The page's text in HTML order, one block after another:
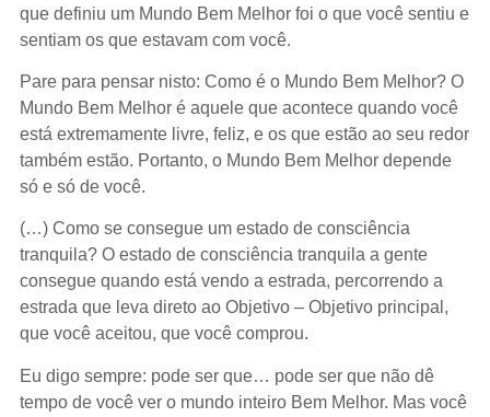
que definiu um Mundo Bem Melhor foi o que você sentiu e
sentiam os que estavam com você.
Pare para pensar nisto: Como é o Mundo Bem Melhor? O
Mundo Bem Melhor é aquele que acontece quando você
está extremamente livre, feliz, e os que estão ao seu redor
também estão. Portanto, o Mundo Bem Melhor depende
só e só de você.
(…) Como se consegue um estado de consciência
tranquila? O estado de consciência tranquila a gente
consegue quando está vendo a estrada, percorrendo a
estrada que leva direto ao Objetivo – Objetivo principal,
que você aceitou, que você comprou.
Eu digo sempre: pode ser que… pode ser que não dê
tempo de você ver o mundo inteiro Bem Melhor. Mas você